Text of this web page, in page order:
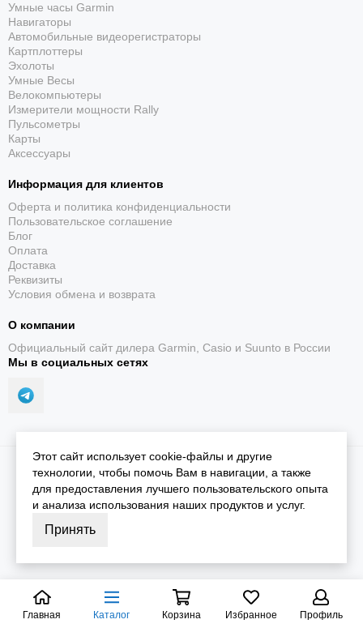
отслеживать восстановление — в универсальном
корпусе 47 мм.
Power Glass
Солнечное стекло Power Glass собирает энергию и
помогает продлить автономность.
До 22 дней
режим стробоскопа.
Умные часы Garmin
Навигаторы
Автомобильные видеорегистраторы
Картплоттеры
Эхолоты
Умные Весы
Велокомпьютеры
Измерители мощности Rally
Пульсометры
Карты
Аксессуары
Информация для клиентов
Оферта и политика конфиденциальности
Пользовательское соглашение
Блог
Оплата
Доставка
Реквизиты
Условия обмена и возврата
О компании
Официальный сайт дилера Garmin, Casio и Suunto в России
Мы в социальных сетях
2026 © iGarmin.Карта сайта
Главная Каталог Корзина Избранное Профиль
Этот сайт использует cookie-файлы и другие
технологии, чтобы помочь Вам в навигации, а также
для предоставления лучшего пользовательского опыта
и анализа использования наших продуктов и услуг.
Принять